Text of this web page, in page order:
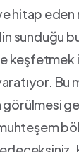
hitap ⁣eden
‍sunduğu
keşfetmek
Bu
görülmesi